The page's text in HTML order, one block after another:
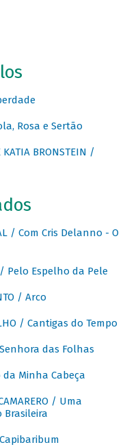
Rosa e Sertão
KATIA BRONSTEIN /
/ Com Cris Delanno - O
/ Pelo Espelho da Pele
/ Arco
/ Cantigas do Tempo
das Folhas
da Minha Cabeça
/ Uma
Brasileira